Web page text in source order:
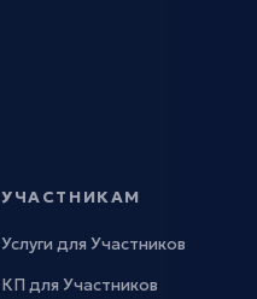
УЧАСТНИКАМ
Услуги для Участников
КП для Участников